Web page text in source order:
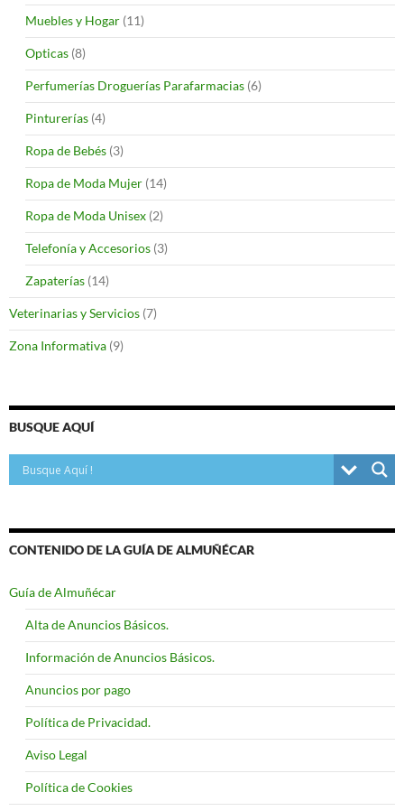
Muebles y Hogar (11)
Opticas (8)
Perfumerías Droguerías Parafarmacias (6)
Pinturerías (4)
Ropa de Bebés (3)
Ropa de Moda Mujer (14)
Ropa de Moda Unisex (2)
Telefonía y Accesorios (3)
Zapaterías (14)
Veterinarias y Servicios (7)
Zona Informativa (9)
BUSQUE AQUÍ
CONTENIDO DE LA GUÍA DE ALMUÑÉCAR
Guía de Almuñécar
Alta de Anuncios Básicos.
Información de Anuncios Básicos.
Anuncios por pago
Política de Privacidad.
Aviso Legal
Política de Cookies